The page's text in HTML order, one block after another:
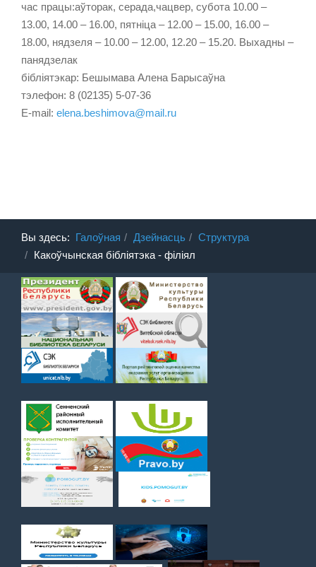
час працы:аўторак, серада,чацвер, субота 10.00 –
13.00, 14.00 – 16.00, пятніца – 12.00 – 15.00, 16.00 –
18.00, нядзеля – 10.00 – 12.00, 12.20 – 15.20. Выхадны –
панядзелак
бібліятэкар: Бешымава Алена Барысаўна
тэлефон: 8 (02135) 5-07-36
E-mail: elena.beshimova@mail.ru
Вы здесь: Галоўная Дзейнасць
Структура
Какоўчынская бібліятэка - філіял